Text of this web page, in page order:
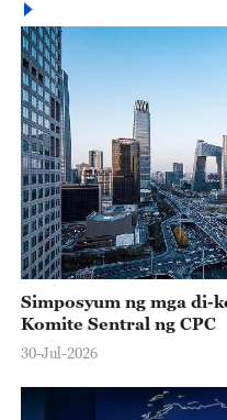
Simposyum ng mga di-
Komite Sentral ng CPC
30-Jul-2026